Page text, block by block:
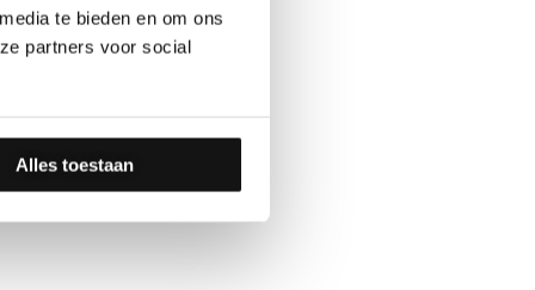
te bieden en om ons
partners voor social
Alles toestaan